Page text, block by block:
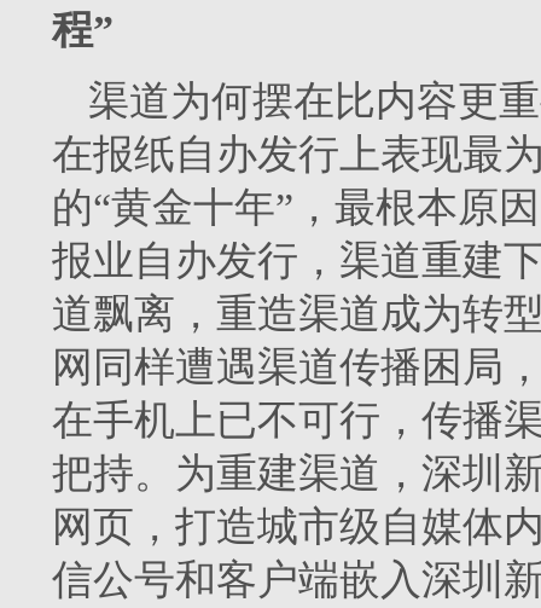
程”
渠道为何摆在比内容更
在报纸自办发行上表现最
的“黄金十年”，最根本原
报业自办发行，渠道重建
道飘离，重造渠道成为转
网同样遭遇渠道传播困局
在手机上已不可行，传播
把持。为重建渠道，深圳
网页，打造城市级自媒体
信公号和客户端嵌入深圳